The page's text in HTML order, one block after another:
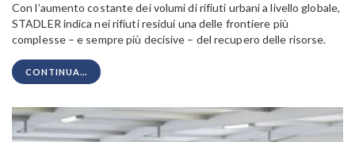
Con l’aumento costante dei volumi di rifiuti urbani a livello globale,
STADLER indica nei rifiuti residui una delle frontiere più
complesse – e sempre più decisive – del recupero delle risorse.
CONTINUA...